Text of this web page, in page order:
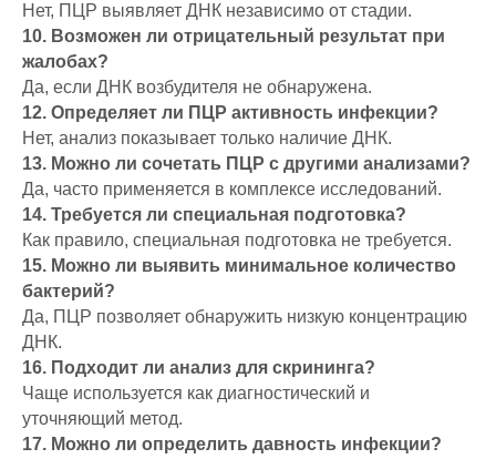
Нет, ПЦР выявляет ДНК независимо от стадии.
10. Возможен ли отрицательный результат при
жалобах?
Да, если ДНК возбудителя не обнаружена.
12. Определяет ли ПЦР активность инфекции?
Нет, анализ показывает только наличие ДНК.
13. Можно ли сочетать ПЦР с другими анализами?
Да, часто применяется в комплексе исследований.
14. Требуется ли специальная подготовка?
Как правило, специальная подготовка не требуется.
15. Можно ли выявить минимальное количество
бактерий?
Да, ПЦР позволяет обнаружить низкую концентрацию
ДНК.
16. Подходит ли анализ для скрининга?
Чаще используется как диагностический и
уточняющий метод.
17. Можно ли определить давность инфекции?